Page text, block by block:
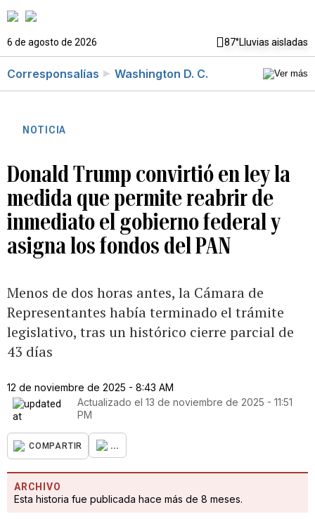
6 de agosto de 2026 87°Lluvias aisladas
Corresponsalías Washington D. C.
NOTICIA
Donald Trump convirtió en ley la
medida que permite reabrir de
inmediato el gobierno federal y
asigna los fondos del PAN
Menos de dos horas antes, la Cámara de
Representantes había terminado el trámite
legislativo, tras un histórico cierre parcial de
43 días
12 de noviembre de 2025 - 8:43 AM
Actualizado el13 de noviembre de 2025 - 11:51
PM
COMPARTIR ...
ARCHIVO
Esta historia fue publicada hace más de 8 meses.